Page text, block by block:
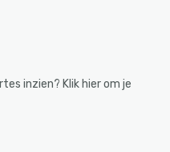
inzien? Klik hierom je